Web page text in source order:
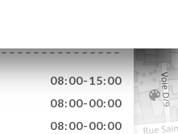
08:00-15:00
08:00-00:00
08:00-00:00